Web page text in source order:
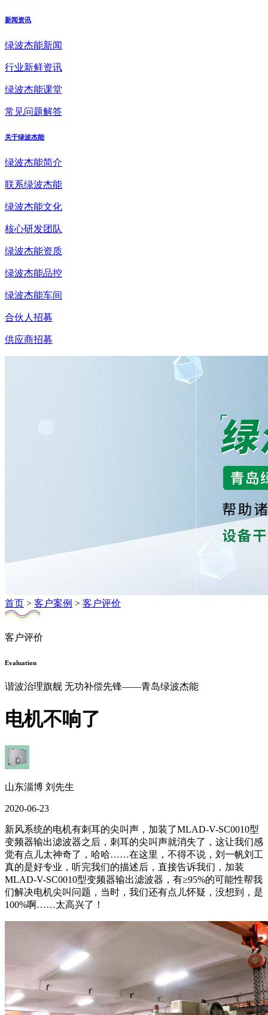
新闻资讯
绿波杰能新闻
行业新鲜资讯
绿波杰能课堂
常见问题解答
关于绿波杰能
绿波杰能简介
联系绿波杰能
绿波杰能文化
核心研发团队
绿波杰能资质
绿波杰能品控
绿波杰能车间
合伙人招募
供应商招募
首页 > 客户案例 > 客户评价
客户评价
Evaluation
谐波治理旗舰 无功补偿先锋——青岛绿波杰能
电机不响了
山东淄博 刘先生
2020-06-23
新风系统的电机有刺耳的尖叫声，加装了MLAD-V-SC0010型
变频器输出滤波器之后，刺耳的尖叫声就消失了，这让我们感
觉有点儿太神奇了，哈哈……在这里，不得不说，刘一帆刘工
真的是好专业，听完我们的描述后，直接告诉我们，加装
MLAD-V-SC0010型变频器输出滤波器，有≥95%的可能性帮我
们解决电机尖叫问题，当时，我们还有点儿怀疑，没想到，是
100%啊……太高兴了！